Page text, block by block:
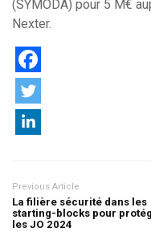
(SYMODA) pour 5 M€
Nexter.
Previous Article
La filière sécurité dans les
starting-blocks pour
les JO 2024